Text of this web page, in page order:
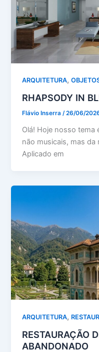
ARQUITETURA,
RHAPSODY IN
Flávio Inserra/26/06/
Olá! Hoje nosso tema
não musicais, mas
Aplicado em
ARQUITETURA,
RESTAURAÇÃO
ABANDONADO